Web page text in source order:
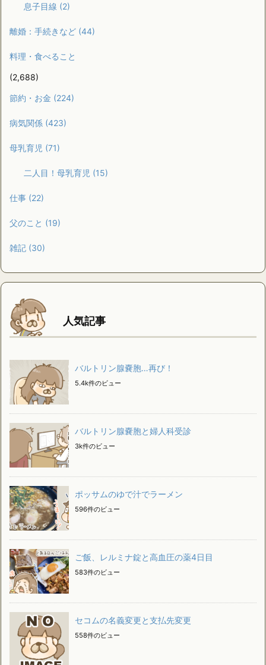
息子目線 (2)
離婚：手続きなど (44)
料理・食べること
(2,688)
節約・お金 (224)
病気関係 (423)
母乳育児 (71)
二人目！母乳育児 (15)
仕事 (22)
父のこと (19)
雑記 (30)
人気記事
バルトリン腺嚢胞…再び！
5.4k件のビュー
バルトリン腺嚢胞と婦人科受診
3k件のビュー
ポッサムのゆで汁でラーメン
596件のビュー
ご飯、レルミナ錠と高血圧の薬4日目
583件のビュー
セコムの名義変更と支払先変更
558件のビュー